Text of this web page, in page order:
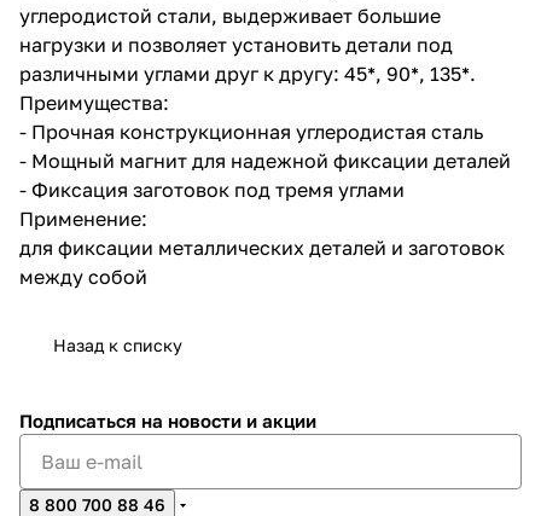
углеродистой стали, выдерживает большие
нагрузки и позволяет установить детали под
различными углами друг к другу: 45*, 90*, 135*.
Преимущества:
- Прочная конструкционная углеродистая сталь
- Мощный магнит для надежной фиксации деталей
- Фиксация заготовок под тремя углами
Применение:
для фиксации металлических деталей и заготовок
между собой
Назад к списку
Подписаться на новости и акции
8 800 700 88 46